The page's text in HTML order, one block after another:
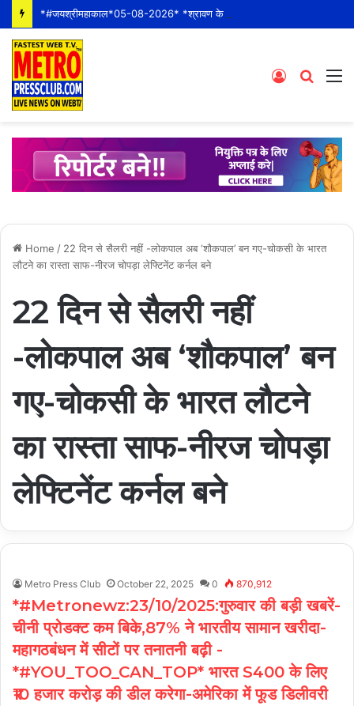
Search
Log
Home / 22 दिन से सैलरी नहीं -लोकपाल अब ‘शौकपाल’ बन गए-चोकसी के भारत
लौटने का रास्ता साफ-नीरज चोपड़ा लेफ्टिनेंट कर्नल बने
22 दिन से सैलरी नहीं
-लोकपाल अब ‘शौकपाल’ बन
गए-चोकसी के भारत लौटने
का रास्ता साफ-नीरज चोपड़ा
लेफ्टिनेंट कर्नल बने
Metro Press Club October 22, 2025 0 870,912
*#Metronewz:23/10/2025:गुरुवार की बड़ी खबरें-
चीनी प्रोडक्ट कम बिके,87% ने भारतीय सामान खरीदा-
महागठबंधन में सीटों पर तनातनी बढ़ी -
*#YOU_TOO_CAN_TOP* भारत S400 के लिए
₹10 हजार करोड़ की डील करेगा-अमेरिका में फूड डिलीवरी